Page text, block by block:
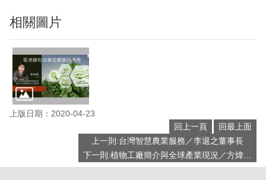
相關圖片
上版日期：2020-04-23
回上一頁
回最上面
上一則:台灣智慧農業服務／李退之董事長